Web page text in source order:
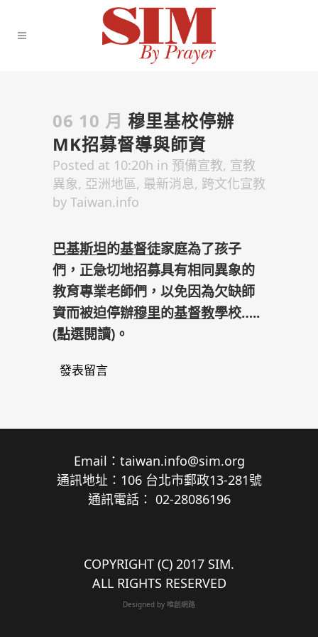
06 10 月 穆里基校停辦
MK招募督導與師資
Posted at 10:20h in 預備宣教, 宣教
異象, 亞洲地區, 最新消息, 跨文化宣教
by Taiwan.info
巴基斯坦的基督徒家庭為了孩子
們，正急切地招募具有相同異象的
教育專業老師們，以免因為欠缺師
資而被迫停辦穆里的基督教學校…..
(點選閱讀)。
發表留言
Email： taiwan.info@sim.org
通訊地址：106 台北市郵政13-281號
通訊電話： 02-28086196
COPYRIGHT (C) 2017 SIM.
ALL RIGHTS RESERVED
Designed by 唯創網路